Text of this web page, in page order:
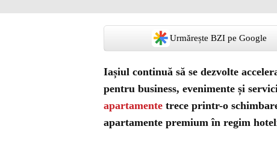
Urmărește BZI pe Google
Iașiul continuă să se dezvolte
pentru business, evenimente și
apartamente trece printr-o
apartamente premium în regim